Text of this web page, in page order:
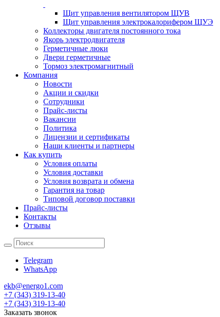
Щит управления вентилятором ЩУВ
Щит управления электрокалорифером ЩУЭ
Коллекторы двигателя постоянного тока
Якорь электродвигателя
Герметичные люки
Двери герметичные
Тормоз электромагнитный
Компания
Новости
Акции и скидки
Сотрудники
Прайс-листы
Вакансии
Политика
Лицензии и сертификаты
Наши клиенты и партнеры
Как купить
Условия оплаты
Условия доставки
Условия возврата и обмена
Гарантия на товар
Типовой договор поставки
Прайс-листы
Контакты
Отзывы
Telegram
WhatsApp
ekb@energo1.com
+7 (343) 319-13-40
+7 (343) 319-13-40
Заказать звонок